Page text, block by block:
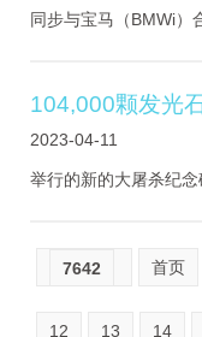
同步与宝马（BMWi）
露出蓝色轮廓线。随着
艺术品创造了共享的
感受
2023-04-11
举行的新的大屠杀纪
170个城市参与。解放
营，灭绝和集中营的国
7642 首页
12
13 14